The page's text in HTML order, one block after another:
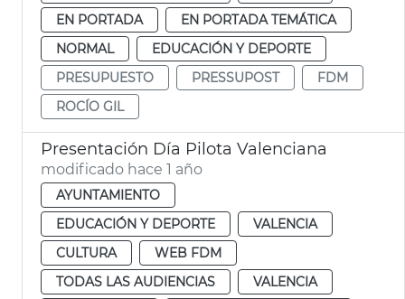
EN PORTADA
EN PORTADA TEMÁTICA
NORMAL
EDUCACIÓN Y DEPORTE
PRESUPUESTO
PRESSUPOST
FDM
ROCÍO GIL
Presentación Día Pilota Valenciana
modificado hace 1 año
AYUNTAMIENTO
EDUCACIÓN Y DEPORTE
VALENCIA
CULTURA
WEB FDM
TODAS LAS AUDIENCIAS
VALENCIA